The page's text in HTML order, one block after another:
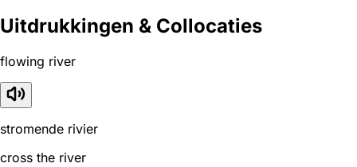
Uitdrukkingen & Collocaties
flowing river
stromende rivier
cross the river